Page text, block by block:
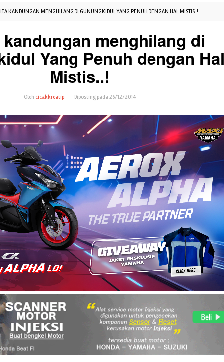
KANDUNGAN MENGHILANG DI GUNUNGKIDUL YANG PENUH DENGAN HAL MISTIS..!
menghilang di
Yang Penuh dengan Hal
Mistis..!
Oleh cicakkreatip Diposting pada26/12/2014